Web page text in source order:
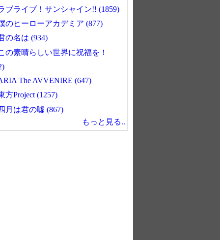
ブライブ！サンシャイン!! (1859)
のヒーローアカデミア (877)
の名は (934)
の素晴らしい世界に祝福を！
The AVVENIRE (647)
方Project (1257)
月は君の嘘 (867)
もっと見る..